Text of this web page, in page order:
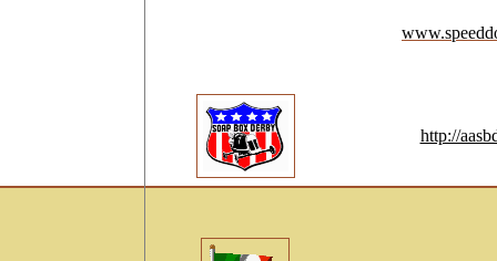
http://